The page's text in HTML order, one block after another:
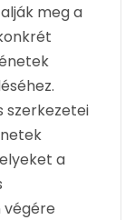
meg a
szerkezetei
a
végére